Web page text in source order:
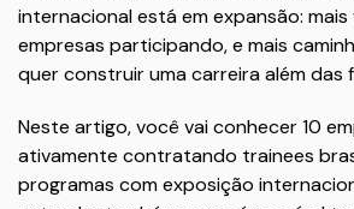
internacional está em expansão: mais
empresas participando, e mais
quer construir uma carreira além das
Neste artigo, você vai conhecer 10
ativamente contratando trainees
programas com exposição